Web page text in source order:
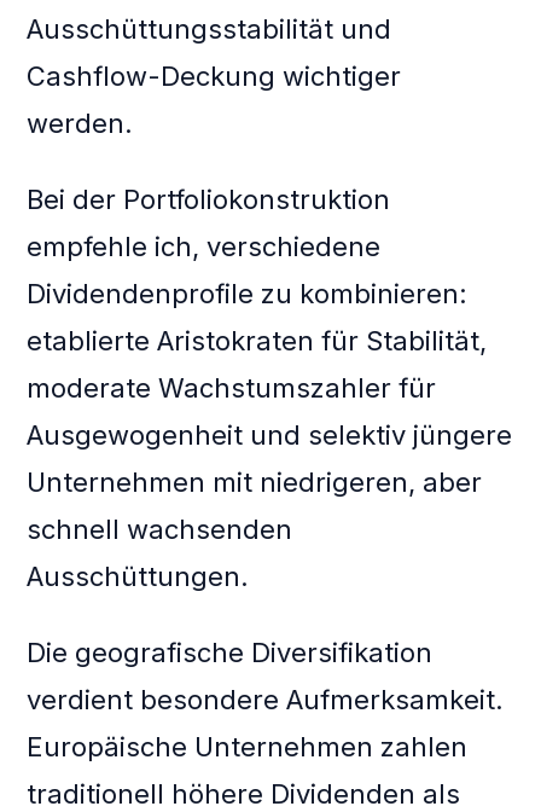
Ausschüttungsstabilität und
Cashflow-Deckung wichtiger
werden.
Bei der Portfoliokonstruktion
empfehle ich, verschiedene
Dividendenprofile zu kombinieren:
etablierte Aristokraten für Stabilität,
moderate Wachstumszahler für
Ausgewogenheit und selektiv jüngere
Unternehmen mit niedrigeren, aber
schnell wachsenden
Ausschüttungen.
Die geografische Diversifikation
verdient besondere Aufmerksamkeit.
Europäische Unternehmen zahlen
traditionell höhere Dividenden als